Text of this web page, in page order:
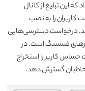
این تبلیغ از کانال
کاربران را به نصب
درخواست دسترسی‌هایی
فیشینگ است. در
کاربر را استخراج
گسترش دهد.